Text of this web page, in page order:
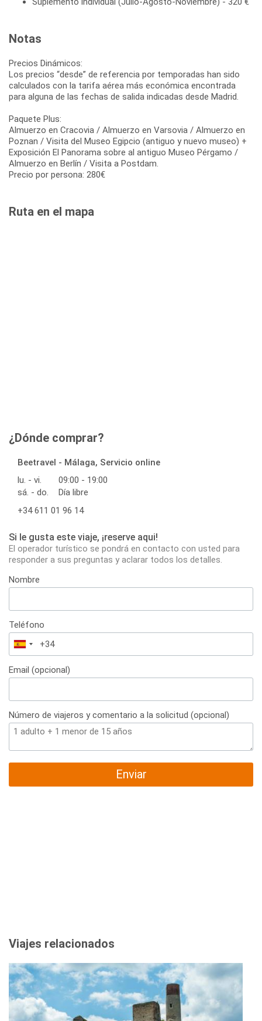
Notas
Precios Dinámicos:
Los precios “desde” de referencia por temporadas han sido
calculados con la tarifa aérea más económica encontrada
para alguna de las fechas de salida indicadas desde Madrid.
Paquete Plus:
Almuerzo en Cracovia / Almuerzo en Varsovia / Almuerzo en
Poznan / Visita del Museo Egipcio (antiguo y nuevo museo) +
Exposición El Panorama sobre al antiguo Museo Pérgamo /
Almuerzo en Berlín / Visita a Postdam.
Precio por persona: 280€
Ruta en el mapa
¿Dónde comprar?
Beetravel - Málaga, Servicio online
lu. - vi.
09:00 - 19:00
sá. - do.
Día libre
+34 611 01 96 14
Si le gusta este viaje, ¡reserve aqui!
El operador turístico se pondrá en contacto con usted para
responder a sus preguntas y aclarar todos los detalles.
Nombre
Teléfono
España
+34
Email (opcional)
Número de viajeros y comentario a la solicitud (opcional)
Enviar
Viajes relacionados